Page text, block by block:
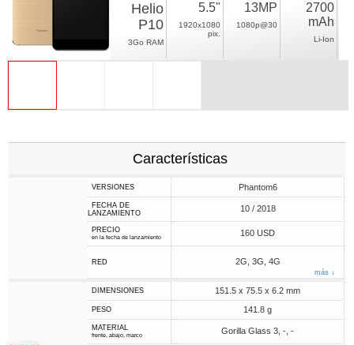
Helio
P10
3Go RAM
5.5"
1920x1080
pix.
13MP
1080p@30
2700
mAh
Li-Ion
Características
VERSIONES Phantom6
FECHA DE
LANZAMIENTO
10 / 2018
PRECIO
en la fecha de lanzamiento 160 USD
RED 2G, 3G, 4G
más ↓
DIMENSIONES 151.5 x 75.5 x 6.2 mm
PESO 141.8 g
MATERIAL
frente, abajo, marco Gorilla Glass 3, -, -